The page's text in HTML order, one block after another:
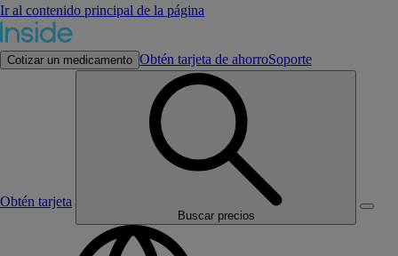
Ir al contenido principal de la página
Cotizar un medicamento Obtén tarjeta de ahorroSoporte
Obtén tarjeta
Buscar precios